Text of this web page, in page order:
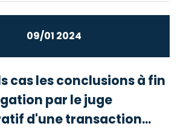
09/01 2024
cas les conclusions à fin
par le juge
d'une transaction...